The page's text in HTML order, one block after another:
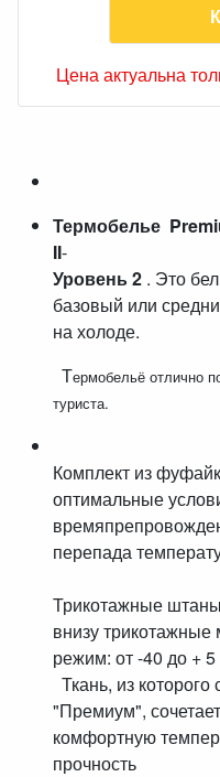
Цена актуальна
Термобелье
II-
Уровень 2 . Это
базовый или
на холоде.
Термобельё отлично
туриста.
Комплект из
оптимальные
перепада
Трикотажные
внизу
режим: от -40 до + 5
Ткань, из
"Премиум",
комфортную
прочность